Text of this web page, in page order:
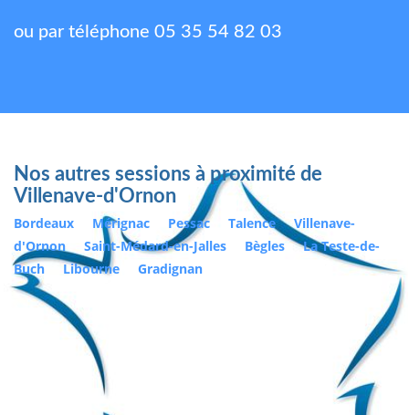
ou par téléphone 05 35 54 82 03
Nos autres sessions à proximité de
Villenave-d'Ornon
Bordeaux Mérignac Pessac Talence
Villenave-
d'Ornon
Saint-Médard-en-Jalles Bègles
La Teste-de-
Buch
Libourne Gradignan